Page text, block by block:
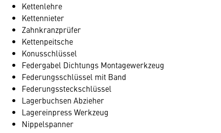
Kettenlehre
Kettennieter
Zahnkranzprüfer
Kettenpeitsche
Konusschlüssel
Federgabel Dichtungs Montagewerkzeug
Federungsschlüssel mit Band
Federungssteckschlüssel
Lagerbuchsen Abzieher
Lagereinpress Werkzeug
Nippelspanner